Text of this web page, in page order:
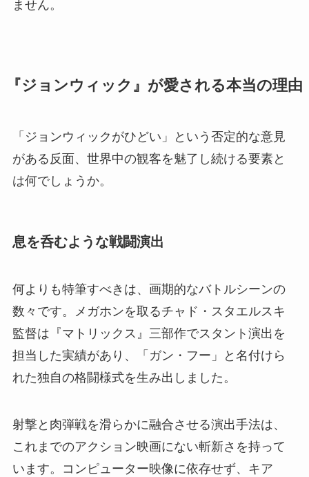
ません。
『ジョンウィック』が愛される本当の理由
「ジョンウィックがひどい」という否定的な意見
がある反面、世界中の観客を魅了し続ける要素と
は何でしょうか。
息を呑むような戦闘演出
何よりも特筆すべきは、画期的なバトルシーンの
数々です。メガホンを取るチャド・スタエルスキ
監督は『マトリックス』三部作でスタント演出を
担当した実績があり、「ガン・フー」と名付けら
れた独自の格闘様式を生み出しました。
射撃と肉弾戦を滑らかに融合させる演出手法は、
これまでのアクション映画にない斬新さを持って
います。コンピューター映像に依存せず、キア